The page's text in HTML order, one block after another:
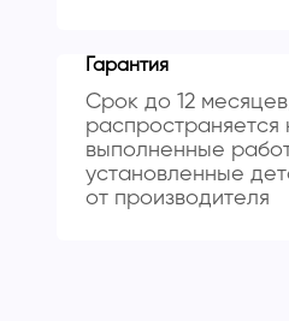
Гарантия
Срок до 12
распространяется
выполненные
установленные
от производителя